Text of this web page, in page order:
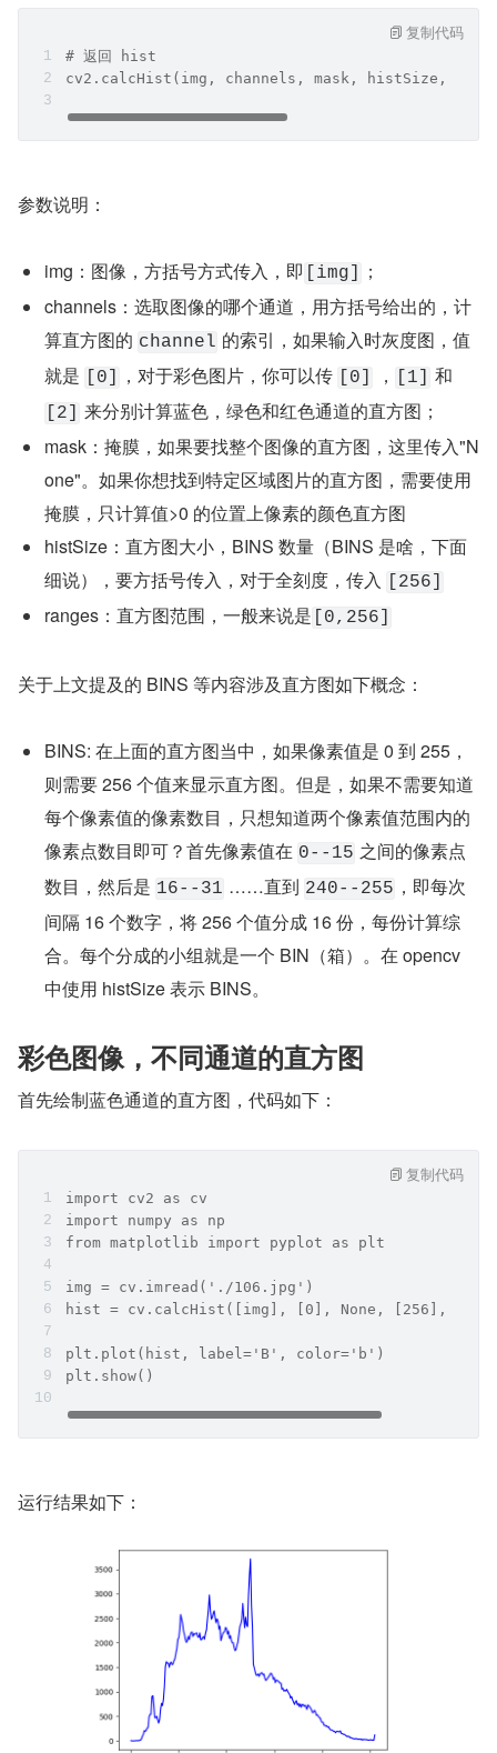
# 返回 hist
cv2.calcHist(img, channels, mask, histSize,
复制代码
参数说明：
img：图像，方括号方式传入，即 [img]
；
channels：选取图像的哪个通道，用方括号给出的，计
算直方图的 channel 的索引，如果输入时灰度图，值
就是
[0] ，对于彩色图片，你可以传 [0] ， [1]
[2]
来分别计算蓝色，绿色和红色通道的直方图；
mask：掩膜，如果要找整个图像的直方图，这里传入"N
one"。如果你想找到特定区域图片的直方图，需要使用
掩膜，只计算值>0 的位置上像素的颜色直方图
histSize：直方图大小，BINS 数量（BINS 是啥，下面
细说），要方括号传入，对于全刻度，传入
[256]
ranges：直方图范围，一般来说是 [0,256]
关于上文提及的 BINS 等内容涉及直方图如下概念：
BINS: 在上面的直方图当中，如果像素值是 0 到 255，
则需要 256 个值来显示直方图。但是，如果不需要知道
每个像素值的像素数目，只想知道两个像素值范围内的
像素点数目即可？首先像素值在 0--15 之间的像素点
数目，然后是 16--31 ……直到 240--255 ，即每次
间隔 16 个数字，将 256 个值分成 16 份，每份计算综
合。每个分成的小组就是一个 BIN（箱）。在 opencv
中使用 histSize 表示 BINS。
彩色图像，不同通道的直方图
首先绘制蓝色通道的直方图，代码如下：
import cv2 as cv
import numpy as np
from matplotlib import pyplot as plt
img = cv.imread('./106.jpg')
hist = cv.calcHist([img], [0], None, [256],
plt.plot(hist, label='B', color='b')
plt.show()
复制代码
运行结果如下：